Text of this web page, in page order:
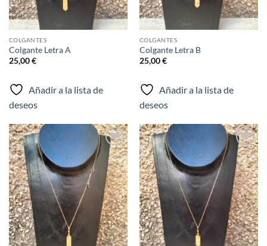
COLGANTES
Colgante Letra A
25,00€
Añadir a la lista de
deseos
COLGANTES
Colgante Letra B
25,00€
Añadir a la lista de
deseos
Añadir
a la
lista de
deseos
Añadir
a la
lista de
deseos